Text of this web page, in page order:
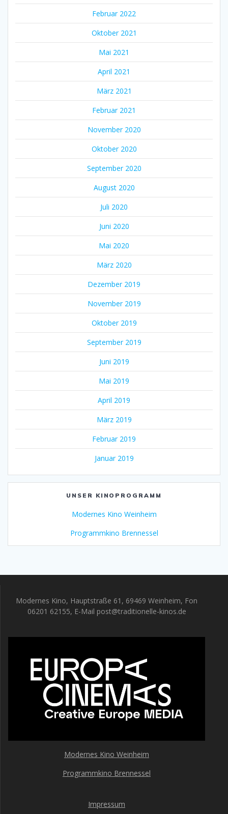
Februar 2022
Oktober 2021
Mai 2021
April 2021
März 2021
Februar 2021
November 2020
Oktober 2020
September 2020
August 2020
Juli 2020
Juni 2020
Mai 2020
März 2020
Dezember 2019
November 2019
Oktober 2019
September 2019
Juni 2019
Mai 2019
April 2019
März 2019
Februar 2019
Januar 2019
UNSER KINOPROGRAMM
Modernes Kino Weinheim
Programmkino Brennessel
Modernes Kino, Hauptstraße 61, 69469 Weinheim, Fon
06201 62155, E-Mail post@traditionelle-kinos.de
Modernes Kino Weinheim
Programmkino Brennessel
Impressum